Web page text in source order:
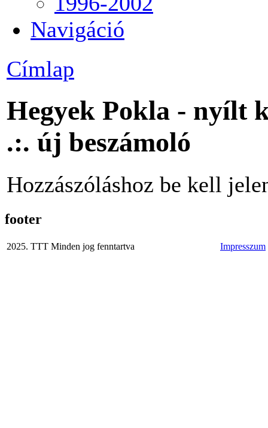
Navigáció
Címlap
Hegyek Pokla - nyílt
.:. új beszámoló
Hozzászóláshoz be kell
footer
2025. TTT Minden jog fenntartva Impresszum